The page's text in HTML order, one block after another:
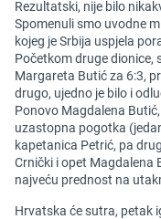
Rezultatski, nije bilo
Spomenuli smo uvodne
kojeg je Srbija uspjela
Početkom druge dionice,
Margareta Butić za 6:3,
drugo, ujedno je bilo i
Ponovo Magdalena
uzastopna pogotka
kapetanica Petrić, pa
Crnički i opet Magdalena
najveću prednost na
Hrvatska će sutra, petak